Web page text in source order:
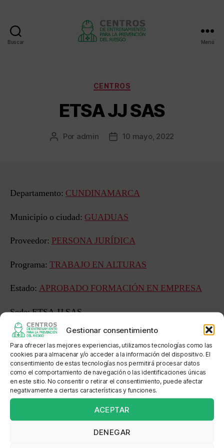
Gestionar consentimiento
Para ofrecer las mejores experiencias, utilizamos tecnologías como las
cookies para almacenar y/o acceder a la información del dispositivo. El
consentimiento de estas tecnologías nos permitirá procesar datos
como el comportamiento de navegación o las identificaciones únicas
en este sitio. No consentir o retirar el consentimiento, puede afectar
negativamente a ciertas características y funciones.
ACEPTAR
DENEGAR
Buscar Menú
Categorías
CENTROS
ETSA JJ SAS
Autor
Por admin
Fecha10 mayo, 2022
Departamento: CUNDINAMARCA
Municipio o ciudad: GUADUAS
Proveedor: PERSONA JURÍDICA
Programa: TRABAJO EN ALTURAS
Estado: APROBADO FORMACIÓN EN EMPRESA
Sede: ETSA JJ SAS
Dirección: DIAGONAL 9 N° 18-311
Localización: 5° 4´9" Norte, 74° 35´ 57" Oeste
SERVICIO NACIONAL DE APRENDIZAJE SENA
REGIONAL CAUCA CENTRO DE
TELEINFORMATICA Y PRODUCCION